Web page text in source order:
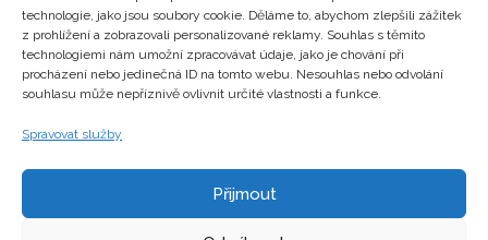
technologie, jako jsou soubory cookie. Děláme to, abychom zlepšili zážitek
z prohlížení a zobrazovali personalizované reklamy. Souhlas s těmito
technologiemi nám umožní zpracovávat údaje, jako je chování při
procházení nebo jedinečná ID na tomto webu. Nesouhlas nebo odvolání
souhlasu může nepříznivě ovlivnit určité vlastnosti a funkce.
Spravovat služby
Přijmout
Kategorie produktů
Zajímavosti